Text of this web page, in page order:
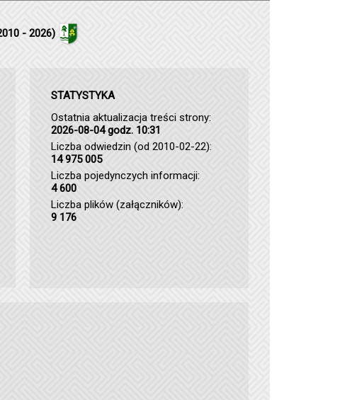
- 2026)
STATYSTYKA
Ostatnia aktualizacja treści strony:
2026-08-04 godz. 10:31
Liczba odwiedzin (od 2010-02-22):
14 975 005
Liczba pojedynczych informacji:
4 600
Liczba plików (załączników):
9 176